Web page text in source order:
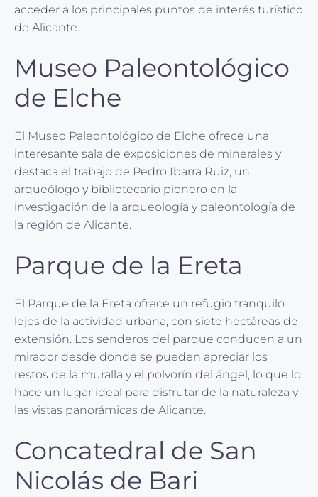
acceder a los principales puntos de interés turístico
de Alicante.
Museo Paleontológico
de Elche
El Museo Paleontológico de Elche ofrece una
interesante sala de exposiciones de minerales y
destaca el trabajo de Pedro Ibarra Ruiz, un
arqueólogo y bibliotecario pionero en la
investigación de la arqueología y paleontología de
la región de Alicante.
Parque de la Ereta
El Parque de la Ereta ofrece un refugio tranquilo
lejos de la actividad urbana, con siete hectáreas de
extensión. Los senderos del parque conducen a un
mirador desde donde se pueden apreciar los
restos de la muralla y el polvorín del ángel, lo que lo
hace un lugar ideal para disfrutar de la naturaleza y
las vistas panorámicas de Alicante.
Concatedral de San
Nicolás de Bari